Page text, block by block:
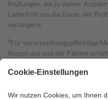
Prüfungen, die zu deiner
Lieferfrist um die Dauer der
verlängern.
4Für verschreibungspflichtige
Rezept aus und der Patient
Kosten dafür, der Versicherte
Grundsätzlich leisten Mitglieder